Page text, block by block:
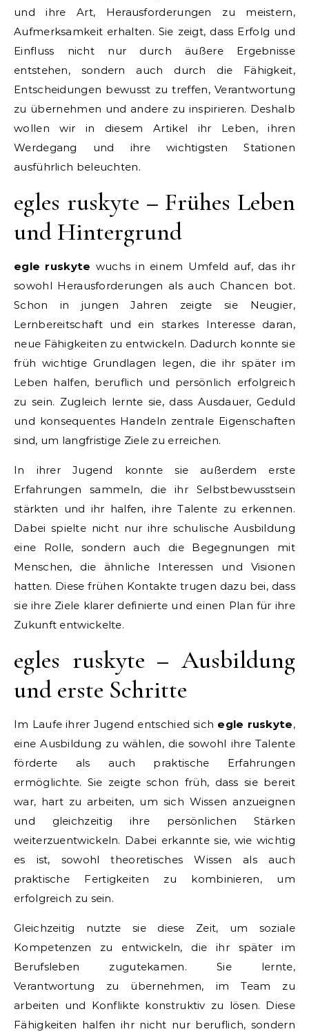
und ihre Art, Herausforderungen zu meistern,
Aufmerksamkeit erhalten. Sie zeigt, dass Erfolg und
Einfluss nicht nur durch äußere Ergebnisse
entstehen, sondern auch durch die Fähigkeit,
Entscheidungen bewusst zu treffen, Verantwortung
zu übernehmen und andere zu inspirieren. Deshalb
wollen wir in diesem Artikel ihr Leben, ihren
Werdegang und ihre wichtigsten Stationen
ausführlich beleuchten.
egles ruskyte – Frühes Leben
und Hintergrund
egle ruskyte wuchs in einem Umfeld auf, das ihr
sowohl Herausforderungen als auch Chancen bot.
Schon in jungen Jahren zeigte sie Neugier,
Lernbereitschaft und ein starkes Interesse daran,
neue Fähigkeiten zu entwickeln. Dadurch konnte sie
früh wichtige Grundlagen legen, die ihr später im
Leben halfen, beruflich und persönlich erfolgreich
zu sein. Zugleich lernte sie, dass Ausdauer, Geduld
und konsequentes Handeln zentrale Eigenschaften
sind, um langfristige Ziele zu erreichen.
In ihrer Jugend konnte sie außerdem erste
Erfahrungen sammeln, die ihr Selbstbewusstsein
stärkten und ihr halfen, ihre Talente zu erkennen.
Dabei spielte nicht nur ihre schulische Ausbildung
eine Rolle, sondern auch die Begegnungen mit
Menschen, die ähnliche Interessen und Visionen
hatten. Diese frühen Kontakte trugen dazu bei, dass
sie ihre Ziele klarer definierte und einen Plan für ihre
Zukunft entwickelte.
egles ruskyte – Ausbildung
und erste Schritte
Im Laufe ihrer Jugend entschied sich egle ruskyte,
eine Ausbildung zu wählen, die sowohl ihre Talente
förderte als auch praktische Erfahrungen
ermöglichte. Sie zeigte schon früh, dass sie bereit
war, hart zu arbeiten, um sich Wissen anzueignen
und gleichzeitig ihre persönlichen Stärken
weiterzuentwickeln. Dabei erkannte sie, wie wichtig
es ist, sowohl theoretisches Wissen als auch
praktische Fertigkeiten zu kombinieren, um
erfolgreich zu sein.
Gleichzeitig nutzte sie diese Zeit, um soziale
Kompetenzen zu entwickeln, die ihr später im
Berufsleben zugutekamen. Sie lernte,
Verantwortung zu übernehmen, im Team zu
arbeiten und Konflikte konstruktiv zu lösen. Diese
Fähigkeiten halfen ihr nicht nur beruflich, sondern